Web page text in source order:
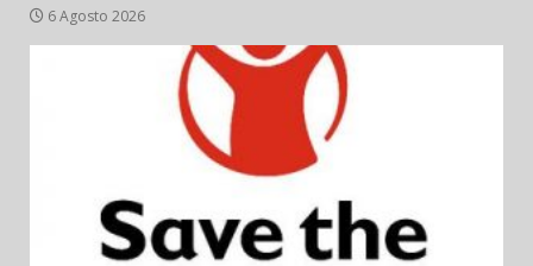
6 Agosto 2026